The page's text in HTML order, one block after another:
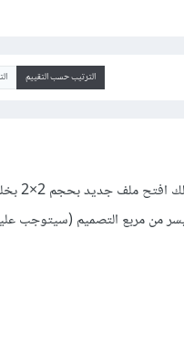
الترتيب حسب التقييم
علينا أولًا أن نصمم
من مربع التصميم (سيتوجب